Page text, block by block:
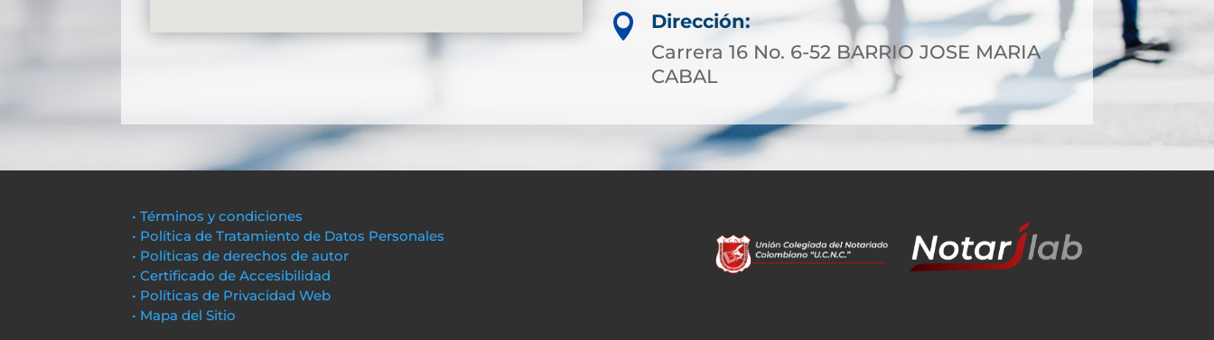

Dirección:
Carrera 16 No. 6-52 BARRIO JOSE MARIA
CABAL
• Términos y condiciones
• Política de Tratamiento de Datos Personales
• Políticas de derechos de autor
• Certificado de Accesibilidad
• Políticas de Privacidad Web
• Mapa del Sitio